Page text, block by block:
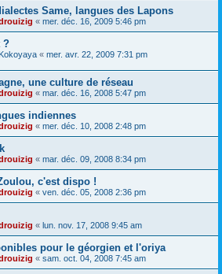
Same, langues des Lapons
« mer. déc. 16, 2009 5:46 pm
?
Kokoyaya « mer. avr. 22, 2009 7:31 pm
une culture de réseau
« mar. déc. 16, 2008 5:47 pm
indiennes
« mer. déc. 10, 2008 2:48 pm
« mar. déc. 09, 2008 8:34 pm
c'est dispo !
« ven. déc. 05, 2008 2:36 pm
« lun. nov. 17, 2008 9:45 am
pour le géorgien et l'oriya
« sam. oct. 04, 2008 7:45 am